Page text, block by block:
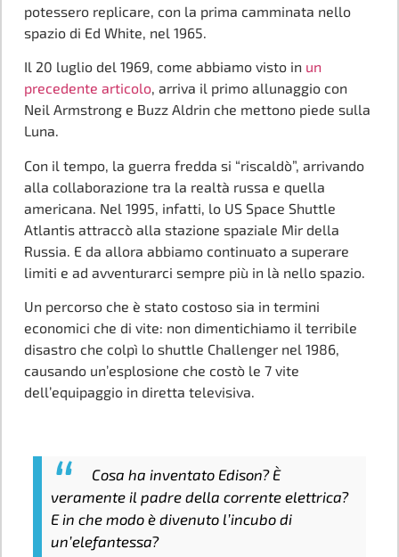
potessero replicare, con la prima camminata nello
spazio di Ed White, nel 1965.
Il 20 luglio del 1969, come abbiamo visto in un
precedente articolo, arriva il primo allunaggio con
Neil Armstrong e Buzz Aldrin che mettono piede sulla
Luna.
Con il tempo, la guerra fredda si “riscaldò”, arrivando
alla collaborazione tra la realtà russa e quella
americana. Nel 1995, infatti, lo US Space Shuttle
Atlantis attraccò alla stazione spaziale Mir della
Russia. E da allora abbiamo continuato a superare
limiti e ad avventurarci sempre più in là nello spazio.
Un percorso che è stato costoso sia in termini
economici che di vite: non dimentichiamo il terribile
disastro che colpì lo shuttle Challenger nel 1986,
causando un’esplosione che costò le 7 vite
dell’equipaggio in diretta televisiva.
Cosa ha inventato Edison? È
veramente il padre della corrente elettrica?
E in che modo è divenuto l’incubo di
un’elefantessa?